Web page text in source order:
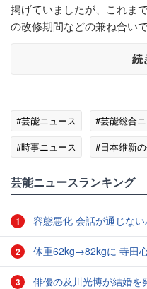
掲げていましたが、これま
の改修期間などの兼ね合い
続
#芸能ニュース #芸能総合
#時事ニュース
#日本維新
芸能ニュースランキング
1 容態悪化 会話が通じな
2 体重62kg→82kgに 寺田
3 俳優の及川光博が結婚を